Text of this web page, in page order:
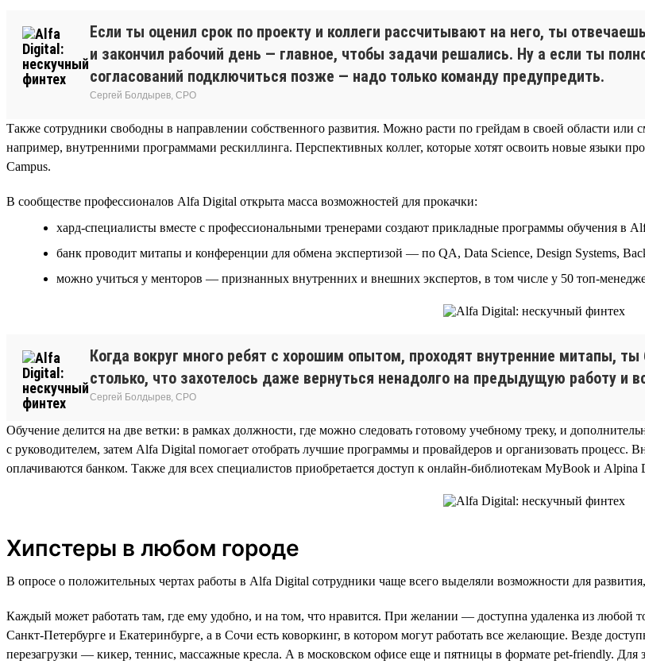
Если ты оценил срок по проекту и коллеги рассчитывают на него, ты
и закончил рабочий день — главное, чтобы задачи решались. Ну а если ты
согласований подключиться позже — надо только команду предупредить.
Сергей Болдырев, СРО
Также сотрудники свободны в направлении собственного развития. Можно расти по грейдам в своей области
например, внутренними программами рескиллинга. Перспективных коллег, которые хотят освоить новые языки
Campus.
В сообществе профессионалов Alfa Digital открыта масса возможностей для прокачки:
хард-специалисты вместе с профессиональными тренерами создают прикладные программы обучения в
банк проводит митапы и конференции для обмена экспертизой — по QA, Data Science, Design Systems,
можно учиться у менторов — признанных внутренних и внешних экспертов, в том числе у 50 топ-
Когда вокруг много ребят с хорошим опытом, проходят внутренние митапы,
столько, что захотелось даже вернуться ненадолго на предыдущую работу и
Сергей Болдырев, СРО
Обучение делится на две ветки: в рамках должности, где можно следовать готовому учебному треку, и
с руководителем, затем Alfa Digital помогает отобрать лучшие программы и провайдеров и организовать
оплачиваются банком. Также для всех специалистов приобретается доступ к онлайн-библиотекам MyBook и Alpina
Хипстеры в любом городе
В опросе о положительных чертах работы в Alfa Digital сотрудники чаще всего выделяли возможности для
Каждый может работать там, где ему удобно, и на том, что нравится. При желании — доступна удаленка из
Санкт-Петербурге и Екатеринбурге, а в Сочи есть коворкинг, в котором могут работать все желающие. Везде
перезагрузки — кикер, теннис, массажные кресла. А в московском офисе еще и пятницы в формате pet-friendly.